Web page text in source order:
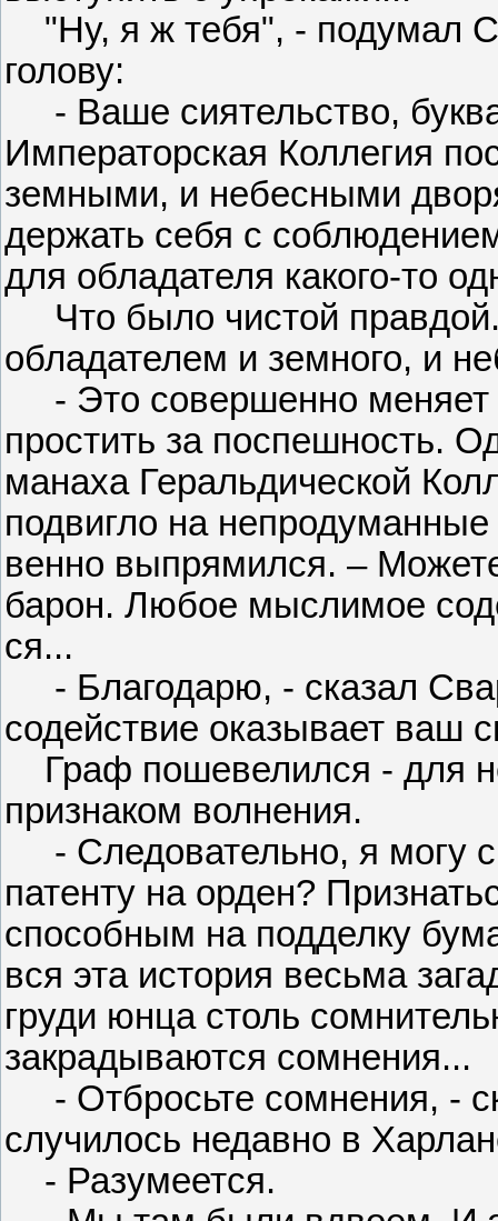
"Ну, я ж тебя", - подумал
голову:
- Ваше сиятельство,
Императорская Коллегия
земными, и небесными
держать себя с
для обладателя какого-то
Что было чистой
обладателем и земного, и
- Это совершенно меняет
простить за поспешность.
манаха Геральдической
подвигло на
венно выпрямился. –
барон. Любое мыслимое
ся...
- Благодарю, - сказал
содействие оказывает ваш
Граф пошевелился - для
признаком волнения.
- Следовательно, я могу с
патенту на орден?
способным на подделку
вся эта история весьма
груди юнца столь
закрадываются сомнения...
- Отбросьте сомнения, -
случилось недавно в
- Разумеется.